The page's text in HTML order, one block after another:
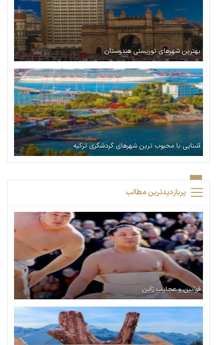
بهترین شهرهای توریستی هندوستان
آشنایی با محبوب ترین شهرهای گردشگری ترکیه
پربازدیدترین مطالب
قوانین و عجایب ژاپن